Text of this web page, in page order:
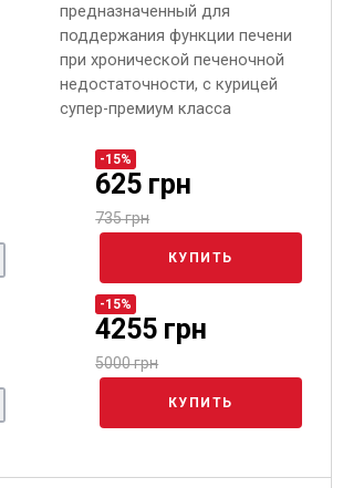
предназначенный для
поддержания функции печени
при хронической печеночной
недостаточности, с курицей
супер-премиум класса
-15%
625 грн
735 грн
КУПИТЬ
-15%
4255 грн
5000 грн
КУПИТЬ